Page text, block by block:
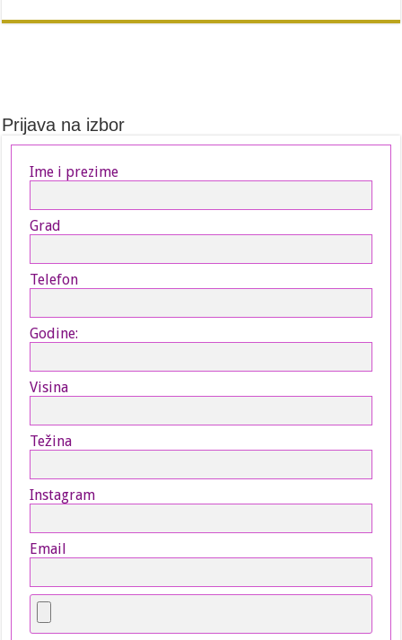
Prijava na izbor
Ime i prezime
Grad
Telefon
Godine:
Visina
Težina
Instagram
Email